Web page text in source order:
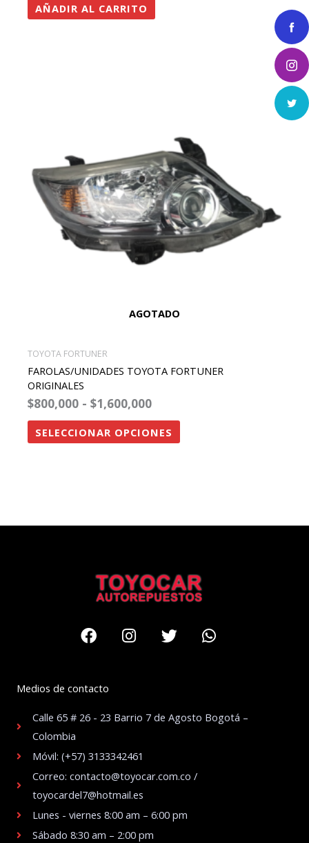
AÑADIR AL CARRITO
AGOTADO
TOYOTA FORTUNER
FAROLAS/UNIDADES TOYOTA FORTUNER
ORIGINALES
$800,000 - $1,600,000
$1,600,000
SELECCIONAR OPCIONES
variantes.
Las
opciones
se
pueden
elegir
en
de
FacebookInstagram
TwitterWhatsapp
Medios de contacto
Calle 65 # 26 - 23 Barrio 7 de Agosto Bogotá –
Colombia
Móvil: (+57) 3133342461
Correo: contacto@toyocar.com.co /
toyocardel7@hotmail.es
Lunes - viernes 8:00 am – 6:00 pm
Sábado 8:30 am – 2:00 pm